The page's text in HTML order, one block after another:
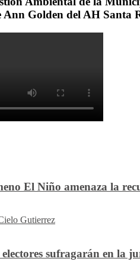
Ann Golden del AH Santa
El Niño amenaza la
Gutierrez
sufragarán en la